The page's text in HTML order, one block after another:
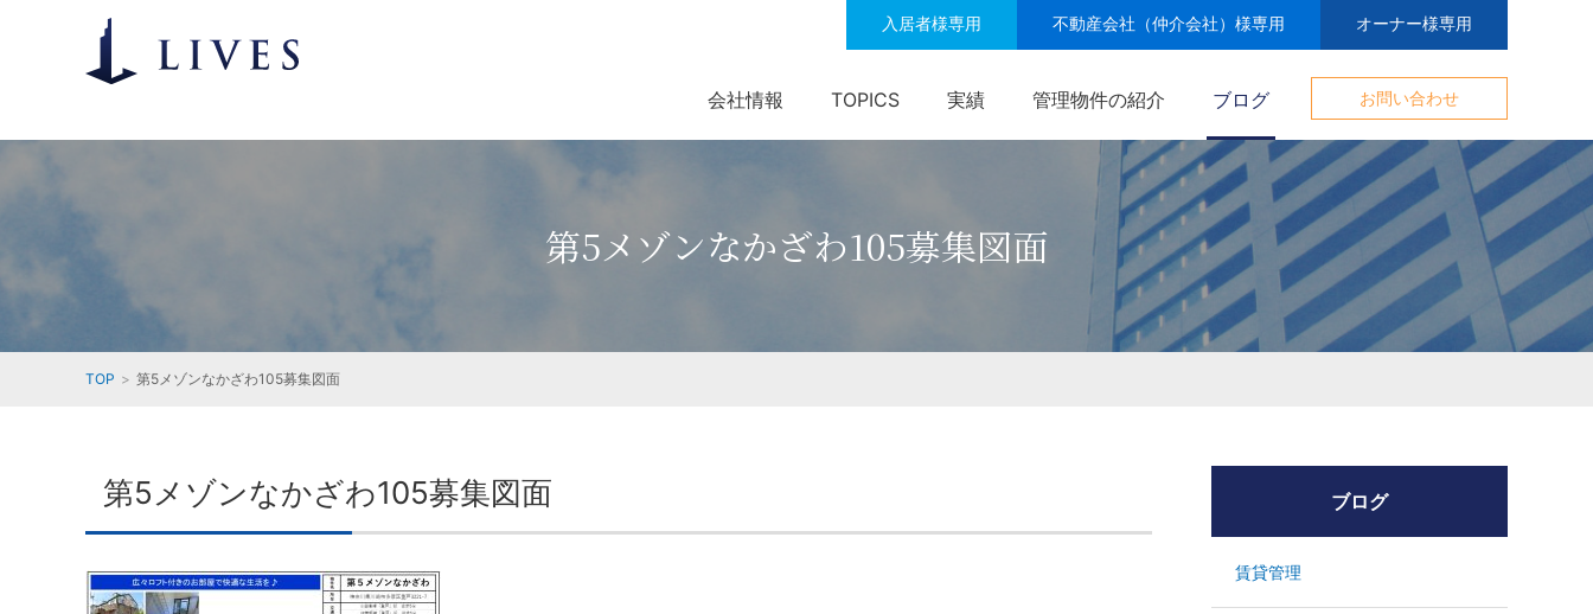
入居者様専用 不動産会社（仲介会社）様専用 オーナー様専用
会社情報 TOPICS 実績 管理物件の紹介 ブログ お問い合わせ
第5メゾンなかざわ105募集図面
TOP 第5メゾンなかざわ105募集図面
第5メゾンなかざわ105募集図面 ブログ
賃貸管理